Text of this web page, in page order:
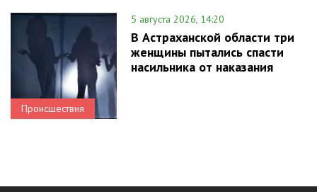
Происшествия
5 августа 2026, 14:20
В Астраханской области три
женщины пытались спасти
насильника от наказания